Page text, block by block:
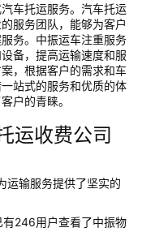
车托运服务。汽车托运
服务团队，能够为客户
务。中振运车注重服务
备，提高运输速度和服
，根据客户的需求和车
站式的服务和优质的体
户的青睐。
运收费公司
运输服务提供了坚实的